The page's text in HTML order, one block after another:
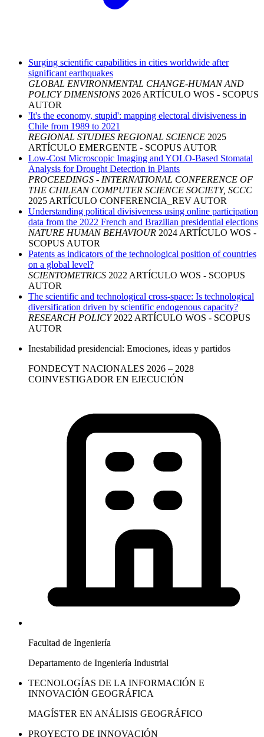
Surging scientific capabilities in cities worldwide after
significant earthquakes
GLOBAL ENVIRONMENTAL CHANGE-HUMAN AND
POLICY DIMENSIONS 2026 ARTÍCULO WOS - SCOPUS
AUTOR
'It's the economy, stupid': mapping electoral divisiveness in
Chile from 1989 to 2021
REGIONAL STUDIES REGIONAL SCIENCE 2025
ARTÍCULO EMERGENTE - SCOPUS AUTOR
Low-Cost Microscopic Imaging and YOLO-Based Stomatal
Analysis for Drought Detection in Plants
PROCEEDINGS - INTERNATIONAL CONFERENCE OF
THE CHILEAN COMPUTER SCIENCE SOCIETY, SCCC
2025 ARTÍCULO CONFERENCIA_REV AUTOR
Understanding political divisiveness using online participation
data from the 2022 French and Brazilian presidential elections
NATURE HUMAN BEHAVIOUR 2024 ARTÍCULO WOS -
SCOPUS AUTOR
Patents as indicators of the technological position of countries
on a global level?
SCIENTOMETRICS 2022 ARTÍCULO WOS - SCOPUS
AUTOR
The scientific and technological cross-space: Is technological
diversification driven by scientific endogenous capacity?
RESEARCH POLICY2022 ARTÍCULO WOS - SCOPUS
AUTOR
Inestabilidad presidencial: Emociones, ideas y partidos
FONDECYT NACIONALES 2026 – 2028
COINVESTIGADOR EN EJECUCIÓN
Facultad de Ingeniería
Departamento de Ingeniería Industrial
TECNOLOGÍAS DE LA INFORMACIÓN E
INNOVACIÓN GEOGRÁFICA
MAGÍSTER EN ANÁLISIS GEOGRÁFICO
PROYECTO DE INNOVACIÓN